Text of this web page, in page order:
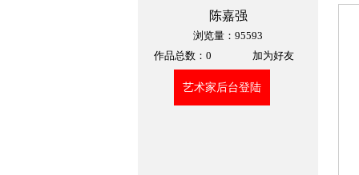
陈嘉强
浏览量：95593
作品总数： 0 加为好友
艺术家后台登陆